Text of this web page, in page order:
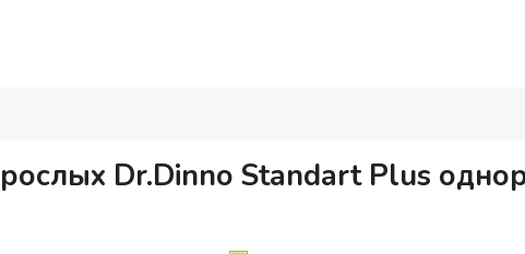
Dr.Dinno Standart Plus